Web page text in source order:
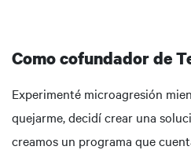
Como cofundador de
Experimenté microagresión
quejarme, decidí crear una
creamos un programa que